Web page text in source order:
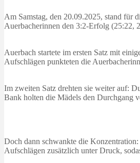
Am Samstag, den 20.09.2025, stand für
Auerbacherinnen den 3:2-Erfolg (25:22,
Auerbach startete im ersten Satz mit
Aufschlägen punkteten die
Im zweiten Satz drehten sie weiter auf:
Bank holten die Mädels den Durchgang
Doch dann schwankte die
Aufschlägen zusätzlich unter Druck,